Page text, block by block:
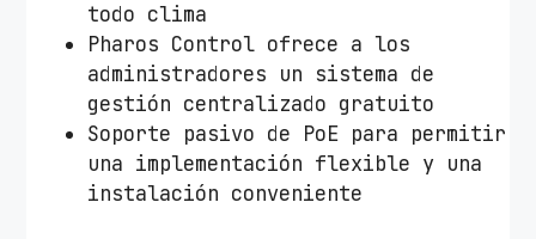
todo clima
Pharos Control ofrece a los
administradores un sistema de
gestión centralizado gratuito
Soporte pasivo de PoE para permitir
una implementación flexible y una
instalación conveniente